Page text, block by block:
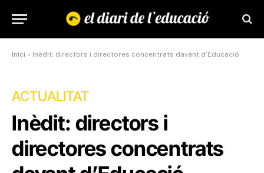
Inici » Inèdit: directors i directores concentrats davant d’Educació
ACTUALITAT
Inèdit: directors i
directores concentrats